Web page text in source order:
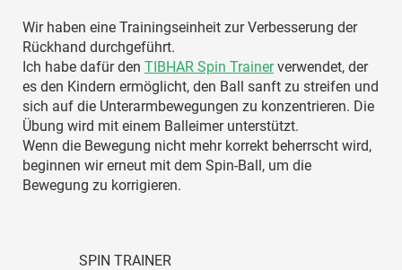
Wir haben eine Trainingseinheit zur Verbesserung der
Rückhand durchgeführt.
Ich habe dafür den TIBHAR Spin Trainerverwendet, der
es den Kindern ermöglicht, den Ball sanft zu streifen und
sich auf die Unterarmbewegungen zu konzentrieren. Die
Übung wird mit einem Balleimer unterstützt.
Wenn die Bewegung nicht mehr korrekt beherrscht wird,
beginnen wir erneut mit dem Spin-Ball, um die
Bewegung zu korrigieren.
SPIN TRAINER